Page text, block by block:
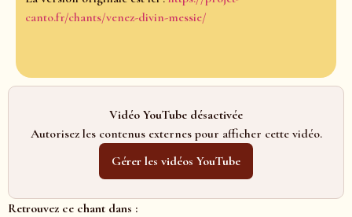
canto.fr/chants/venez-divin-messie/
Vidéo YouTube désactivée
Autorisez les contenus externes pour afficher cette vidéo.
Gérer les vidéos YouTube
Retrouvez ce chant dans :